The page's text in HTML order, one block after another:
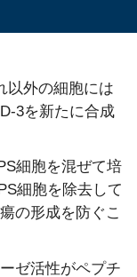
以外の細胞には
3を新たに合成
細胞を混ぜて培
細胞を除去して
の形成を防ぐこ
ゼ活性がペプチ